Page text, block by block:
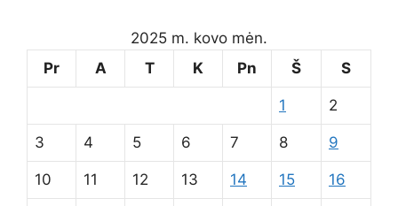
2025 m. kovo mėn.
Pr
A T K Pn Š S
1 2
3 4 5 6 7 8 9
10 11 12 13 14 15 16